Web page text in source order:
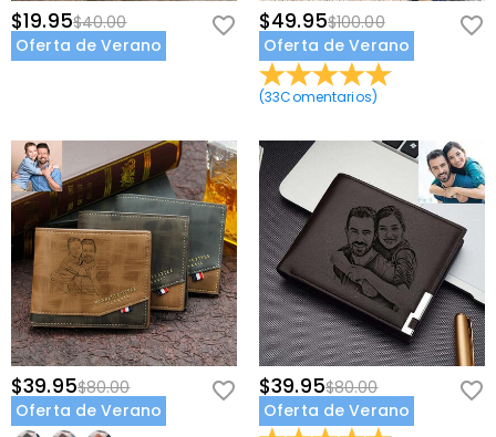
$19.95$40.00
Oferta de Verano
$49.95$100.00
Oferta de Verano
(33Comentarios)
$39.95$80.00
Oferta de Verano
$39.95$80.00
Oferta de Verano